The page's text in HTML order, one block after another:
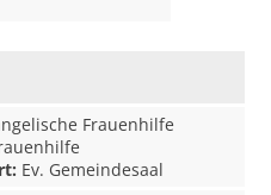
Frauenhilfe
Ev. Gemeindesaal